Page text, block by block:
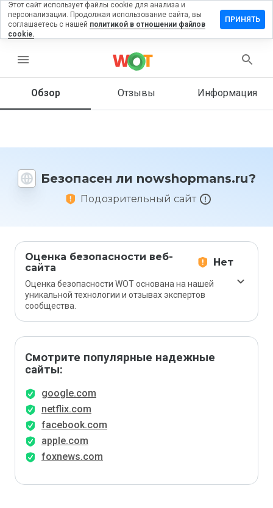
menu
Обзор Отзывы Информация
Безопасен ли nowshopmans.ru?
Подозрительный сайт
Оценка безопасности веб-
сайта
Нет
Оценка безопасности WOT основана на нашей
уникальной технологии и отзывах экспертов
сообщества.
Смотрите популярные надежные
сайты:
google.com
netflix.com
facebook.com
apple.com
foxnews.com
на
Как бы
этот
1 до 5?
Этот сайт использует файлы cookie для анализа и
персонализации. Продолжая использование сайта, вы
соглашаетесь с нашей политикой в отношении файлов
cookie.
ПРИНЯТЬ